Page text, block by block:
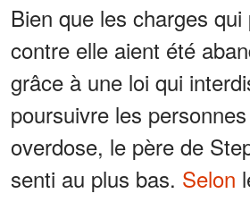
Bien que les charges qui
contre elle aient été
grâce à une loi qui
poursuivre les
overdose, le père de
senti au plus bas. Selon